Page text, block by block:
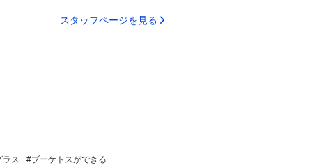
スタッフページを見る
ラス
ブーケトスができる